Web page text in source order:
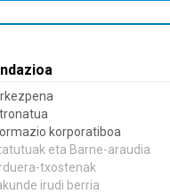
korporatiboa
eta Barne-araudia
txostenak
irudi berria